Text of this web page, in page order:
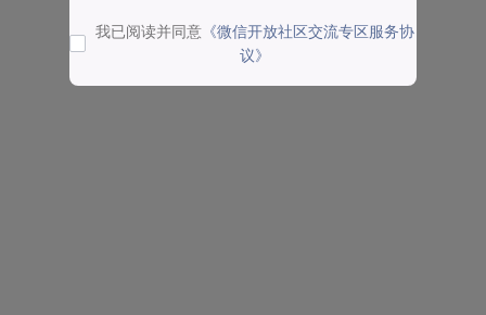
我已阅读并同意 《微信开放社区交流专区服务协
议》